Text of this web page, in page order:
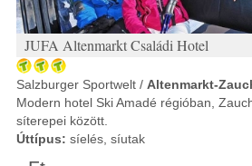
JUFA Altenmarkt Családi Hotel
Salzburger Sportwelt / Altenmarkt-
Modern hotel Ski Amadé régióban,
síterepei között.
Úttípus: síelés, síutak